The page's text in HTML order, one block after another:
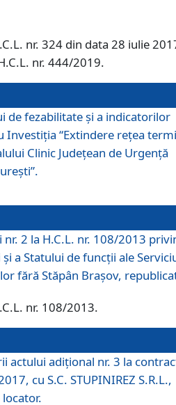
nr. 324 din data 28 iulie
nr. 444/2019.
de fezabilitate și a indicatorilor
“Extindere rețea
Clinic Județean de Urgență
2 la H.C.L. nr. 108/2013
a Statului de funcții ale
fără Stăpân Brașov,
nr. 108/2013.
actului adițional nr. 3 la
cu S.C. STUPINIREZ S.R.L.,